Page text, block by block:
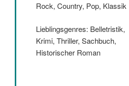
Rock, Country, Pop, Klassik
Lieblingsgenres: Belletristik,
Krimi, Thriller, Sachbuch,
Historischer Roman